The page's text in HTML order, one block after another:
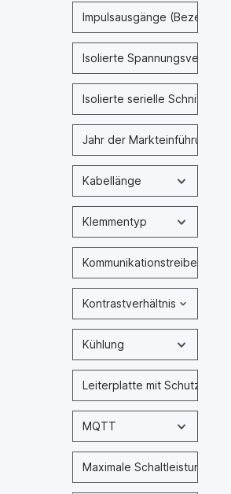
Impulsausgänge
Isolierte
Isolierte serielle Schnittstelle
Jahr der Markteinführung
Kabellänge
Klemmentyp
Kommunikationstreiber für
Kontrastverhältnis
Kühlung
Leiterplatte mit Schutzlack
MQTT
Maximale Schaltleistung